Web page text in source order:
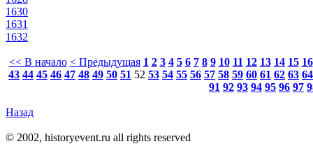
1630
1631
1632
<< В начало < Предыдущая 1 2 3 4 5 6 7 8 9 10 11 12 13 14 15 16
43 44 45 46 47 48 49 50 51 52 53 54 55 56 57 58 59 60 61 62 63 64
91 92 93 94 95 96 97
Назад
© 2002, historyevent.ru all rights reserved